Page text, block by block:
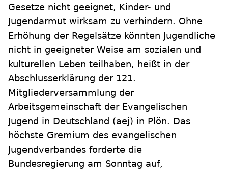
Gesetze nicht geeignet, Kinder- und
Jugendarmut wirksam zu verhindern. Ohne
Erhöhung der Regelsätze könnten Jugendliche
nicht in geeigneter Weise am sozialen und
kulturellen Leben teilhaben, heißt in der
Abschlusserklärung der 121.
Mitgliederversammlung der
Arbeitsgemeinschaft der Evangelischen
Jugend in Deutschland (aej) in Plön. Das
höchste Gremium des evangelischen
Jugendverbandes forderte die
Bundesregierung am Sonntag auf,